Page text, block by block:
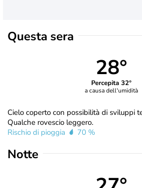
Questa sera
28°
Percepita 32°
a causa dell'umidità
Cielo coperto con possibilità di sviluppi
Qualche rovescio leggero.
Rischio di pioggia
70 %
Notte